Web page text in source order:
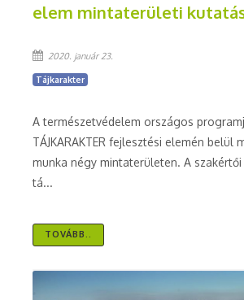
elem mintaterületi
2020. január 23.
Tájkarakter
A természetvédelem országos
TÁJKARAKTER fejlesztési elemén belül
munka négy mintaterületen. A
tá...
TOVÁBB..